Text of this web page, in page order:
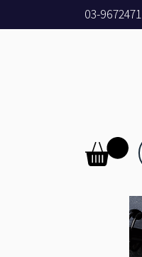
03-9672471